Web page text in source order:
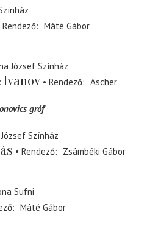
Rendező
Máté Gábor
József Színház
Ivanov Rendező
Ascher
gróf
Színház
Rendező
Zsámbéki Gábor
Sufni
Máté Gábor